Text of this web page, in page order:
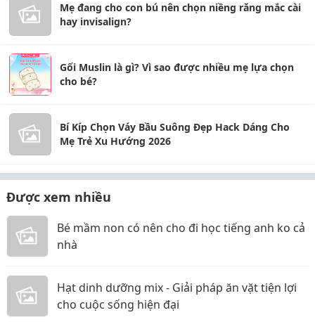
Mẹ đang cho con bú nên chọn niềng răng mắc cài
hay invisalign?
Gối Muslin là gì? Vì sao được nhiều mẹ lựa chọn
cho bé?
Bí Kíp Chọn Váy Bầu Suông Đẹp Hack Dáng Cho
Mẹ Trẻ Xu Hướng 2026
Được xem nhiều
Bé mầm non có nên cho đi học tiếng anh ko cả
nhà
Hạt dinh dưỡng mix - Giải pháp ăn vặt tiện lợi
cho cuộc sống hiện đại